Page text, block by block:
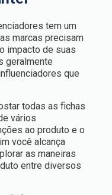
tem um
marcas precisam
impacto de suas
geralmente
que
todas as fichas
vários
ao produto e o
você alcança
as maneiras
entre diversos